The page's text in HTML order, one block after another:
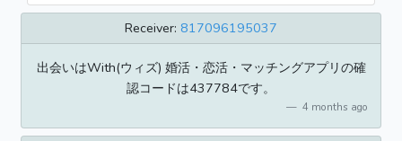
Receiver: 817096195037
出会いはWith(ウィズ) 婚活・恋活・マッチングアプリの確
認コードは437784です。
4 months ago